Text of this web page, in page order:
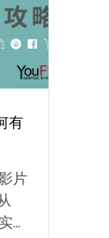
有
片
时